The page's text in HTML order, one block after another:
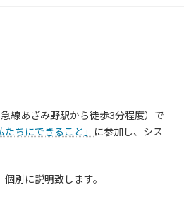
線あざみ野駅から徒歩3分程度）で
ちにできること」
に参加し、シス
別に説明致します。